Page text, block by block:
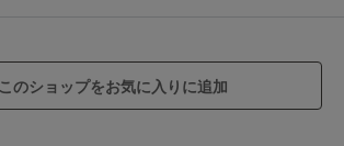
このショップをお気に入りに追加